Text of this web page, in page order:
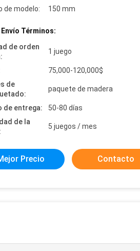
de modelo:
150 mm
Envío Términos:
de orden
1 juego
75,000-120,000$
de
paquete de madera
de entrega:
50-80 días
de la
5 juegos / mes
Precio Contacto